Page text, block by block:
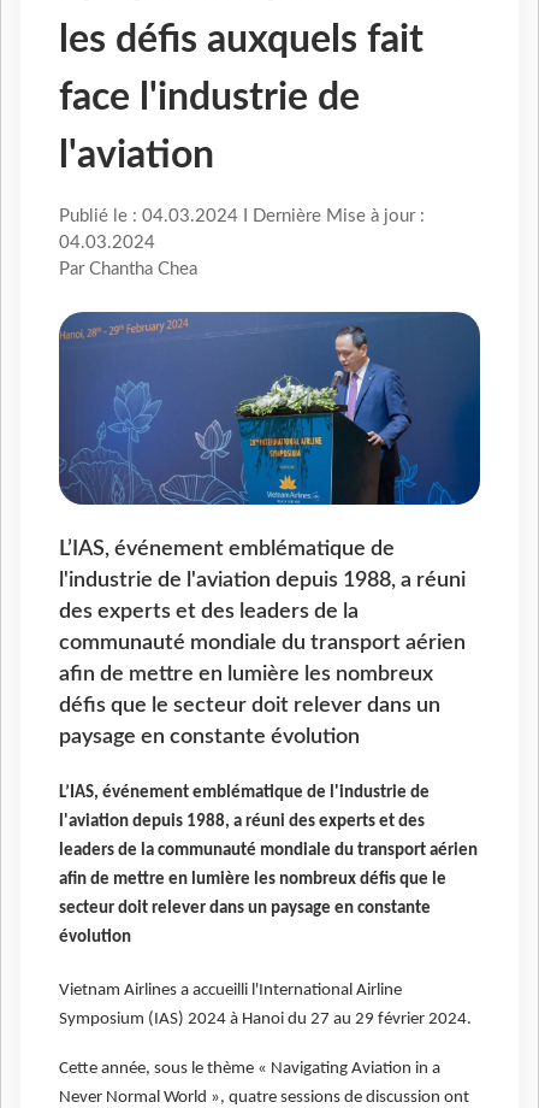
les défis auxquels fait
face l'industrie de
l'aviation
Publié le : 04.03.2024 I Dernière Mise à jour :
04.03.2024
Par Chantha Chea
L’IAS, événement emblématique de
l'industrie de l'aviation depuis 1988, a réuni
des experts et des leaders de la
communauté mondiale du transport aérien
afin de mettre en lumière les nombreux
défis que le secteur doit relever dans un
paysage en constante évolution
L’IAS, événement emblématique de l'industrie de
l'aviation depuis 1988, a réuni des experts et des
leaders de la communauté mondiale du transport aérien
afin de mettre en lumière les nombreux défis que le
secteur doit relever dans un paysage en constante
évolution
Vietnam Airlines a accueilli l'International Airline
Symposium (IAS) 2024 à Hanoi du 27 au 29 février 2024.
Cette année, sous le thème « Navigating Aviation in a
Never Normal World », quatre sessions de discussion ont